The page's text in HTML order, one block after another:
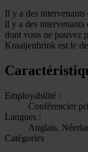
Il y a des
il y a des
dont vous ne pouvez
Kraaijenbrink est le
Employabilité :
Conférencier
Langues :
Anglais,
Catégories